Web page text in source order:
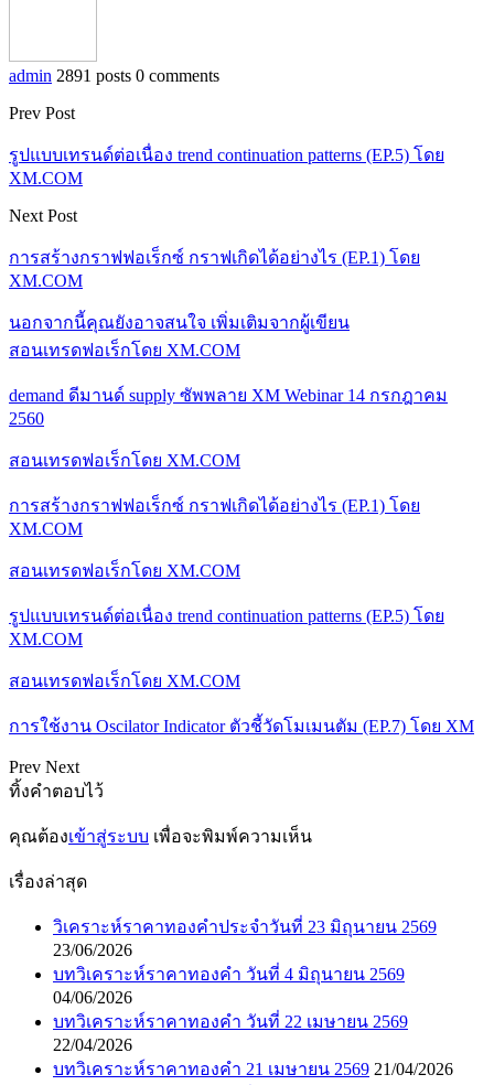
admin 2891 posts 0 comments
Prev Post
รูปแบบเทรนด์ต่อเนื่อง trend continuation patterns (EP.5) โดย
XM.COM
Next Post
การสร้างกราฟฟอเร็กซ์ กราฟเกิดได้อย่างไร (EP.1) โดย
XM.COM
นอกจากนี้คุณยังอาจสนใจ เพิ่มเติมจากผู้เขียน
สอนเทรดฟอเร็กโดย XM.COM
demand ดีมานด์ supply ซัพพลาย XM Webinar 14 กรกฎาคม
2560
สอนเทรดฟอเร็กโดย XM.COM
การสร้างกราฟฟอเร็กซ์ กราฟเกิดได้อย่างไร (EP.1) โดย
XM.COM
สอนเทรดฟอเร็กโดย XM.COM
รูปแบบเทรนด์ต่อเนื่อง trend continuation patterns (EP.5) โดย
XM.COM
สอนเทรดฟอเร็กโดย XM.COM
การใช้งาน Oscilator Indicator ตัวชี้วัดโมเมนตัม (EP.7) โดย XM
Prev Next
ทิ้งคำตอบไว้
คุณต้องเข้าสู่ระบบ เพื่อจะพิมพ์ความเห็น
เรื่องล่าสุด
วิเคราะห์ราคาทองคำประจำวันที่ 23 มิถุนายน 2569
23/06/2026
บทวิเคราะห์ราคาทองคำ วันที่ 4 มิถุนายน 2569
04/06/2026
บทวิเคราะห์ราคาทองคำ วันที่ 22 เมษายน 2569
22/04/2026
บทวิเคราะห์ราคาทองคำ 21 เมษายน 2569 21/04/2026